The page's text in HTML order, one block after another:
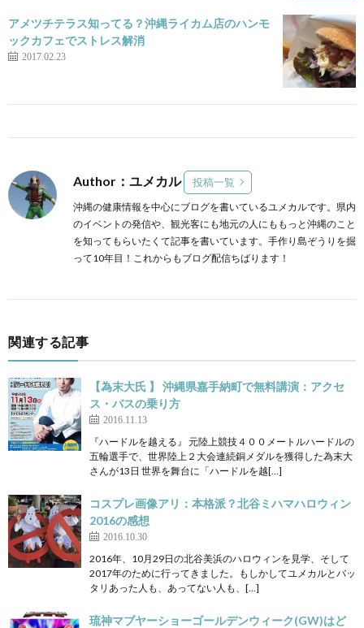
アメツチテラス知ってる？沖縄ライカム店のハンモ
ックカフェでストレス解消
2017.02.23
Author：ユメカル 投稿一覧
沖縄の健康情報を中心にブログを書いているユメカルです。県内
のイベントの発信や、観光客にも地元の人にももっと沖縄のこと
を知ってもらいたくて記事を書いています。手作り島ぞうりを掘
って10年目！これからもブログ配信ちばります！
関連する記事
【為末大氏 】 沖縄県嘉手納町で無料講演：アクセ
ス・バスの乗り方
2016.11.13
『ハードルを越える』 元陸上競技４００メートルハードルの
五輪選手で、世界陸上２大会連続銅メダルを獲得した為末大
さんが13日 世界を舞台に「ハードルを越[…]
コスプレ画像アリ：本格派？北谷ミハマハロウィン
2016の感想
2016.10.30
2016年、10月29日の北谷美浜のハロウィンを見学、そして
2017年のために行ってきました。もしかしてユメカルとバッ
タリあった人も、あってない人も、[…]
琉神マブヤーショーゴールデンウィーク(GW)はど